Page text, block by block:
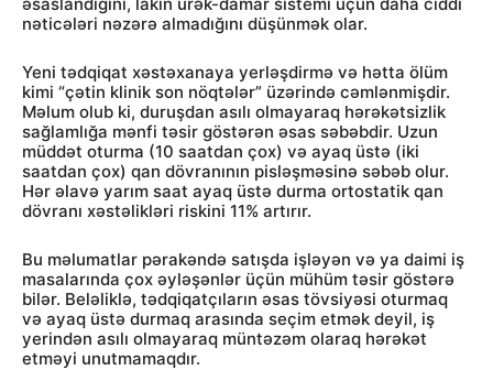
nəticələri nəzərə almadığını düşünmək olar.
Yeni tədqiqat xəstəxanaya yerləşdirmə və hətta ölüm
kimi “çətin klinik son nöqtələr” üzərində cəmlənmişdir.
Məlum olub ki, duruşdan asılı olmayaraq hərəkətsizlik
sağlamlığa mənfi təsir göstərən əsas səbəbdir. Uzun
müddət oturma (10 saatdan çox) və ayaq üstə (iki
saatdan çox) qan dövranının pisləşməsinə səbəb olur.
Hər əlavə yarım saat ayaq üstə durma ortostatik qan
dövranı xəstəlikləri riskini 11% artırır.
Bu məlumatlar pərakəndə satışda işləyən və ya daimi iş
masalarında çox əyləşənlər üçün mühüm təsir göstərə
bilər. Beləliklə, tədqiqatçıların əsas tövsiyəsi oturmaq
və ayaq üstə durmaq arasında seçim etmək deyil, iş
yerindən asılı olmayaraq müntəzəm olaraq hərəkət
etməyi unutmamaqdır.